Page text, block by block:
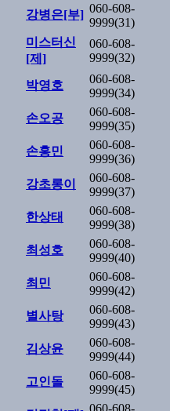
강병은[부] 060-608-
9999(31)
미스터신
[제]
060-608-
9999(32)
박영호
060-608-
9999(34)
손오공
060-608-
9999(35)
손홍민
060-608-
9999(36)
강초롱이
060-608-
9999(37)
한상태
060-608-
9999(38)
최성호
060-608-
9999(40)
최민
060-608-
9999(42)
별사탕
060-608-
9999(43)
김상윤
060-608-
9999(44)
고인돌
060-608-
9999(45)
060-608-